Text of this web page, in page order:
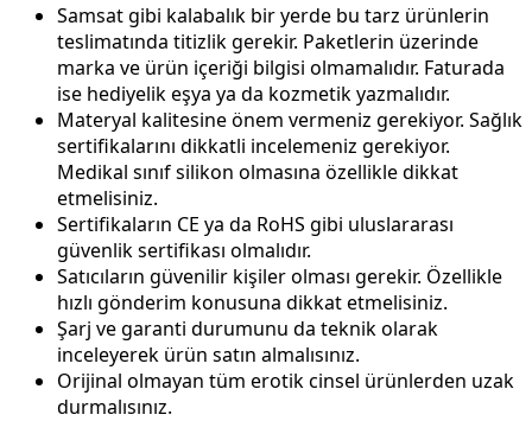
Samsat gibi kalabalık bir yerde bu tarz ürünlerin
teslimatında titizlik gerekir. Paketlerin üzerinde
marka ve ürün içeriği bilgisi olmamalıdır. Faturada
ise hediyelik eşya ya da kozmetik yazmalıdır.
Materyal kalitesine önem vermeniz gerekiyor. Sağlık
sertifikalarını dikkatli incelemeniz gerekiyor.
Medikal sınıf silikon olmasına özellikle dikkat
etmelisiniz.
Sertifikaların CE ya da RoHS gibi uluslararası
güvenlik sertifikası olmalıdır.
Satıcıların güvenilir kişiler olması gerekir. Özellikle
hızlı gönderim konusuna dikkat etmelisiniz.
Şarj ve garanti durumunu da teknik olarak
inceleyerek ürün satın almalısınız.
Orijinal olmayan tüm erotik cinsel ürünlerden uzak
durmalısınız.